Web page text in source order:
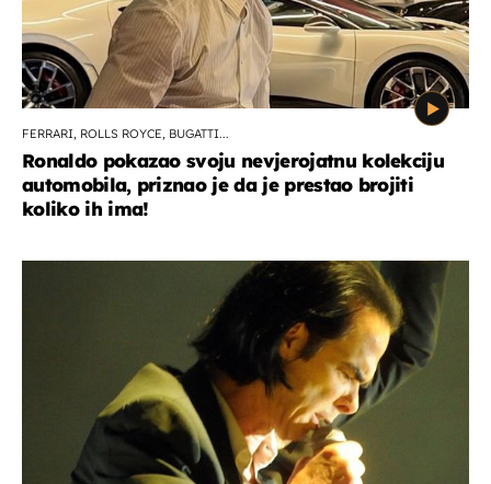
FERRARI, ROLLS ROYCE, BUGATTI...
Ronaldo pokazao svoju nevjerojatnu kolekciju
automobila, priznao je da je prestao brojiti
koliko ih ima!